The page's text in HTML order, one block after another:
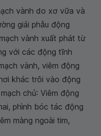
vành do xơ vữa và
giải phẫu động
vành xuất phát từ
với các động tĩnh
vành, viêm động
khác trôi vào động
chủ: Viêm động
phình bóc tác động
màng ngoài tim,